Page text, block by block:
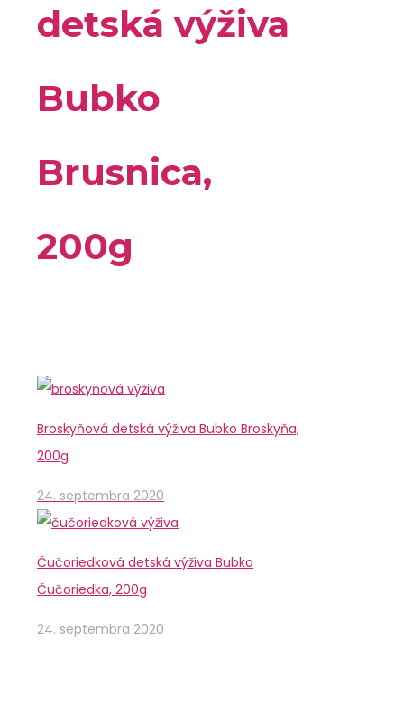
detská výživa
Bubko
Brusnica,
200g
Broskyňová detská výživa Bubko Broskyňa,
200g
24. septembra 2020
Čučoriedková detská výživa Bubko
Čučoriedka, 200g
24. septembra 2020